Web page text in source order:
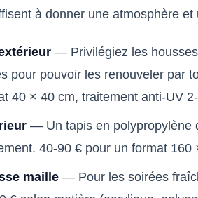
à donner une atmosphère et
— Privilégiez les
pour pouvoir les renouveler par
40 × 40 cm, traitement anti-UV
— Un tapis en polypropylène
40-90 € pour un format
maille— Pour les soirées